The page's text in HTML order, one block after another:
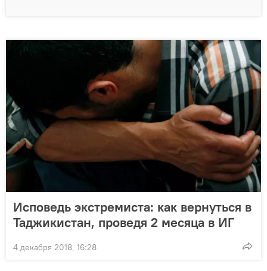
Исповедь экстремиста: как вернуться в
Таджикистан, проведя 2 месяца в ИГ
4 декабря 2018, 16:28